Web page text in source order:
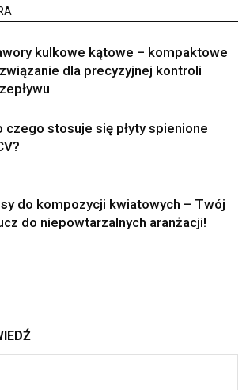
kulkowe kątowe – kompaktowe
dla precyzyjnej kontroli
czego stosuje się płyty spienione
do kompozycji kwiatowych – Twój
do niepowtarzalnych aranżacji!